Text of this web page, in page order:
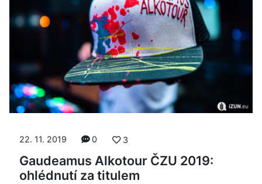
22. 11. 2019 0 3
Gaudeamus Alkotour ČZU 2019:
ohlédnutí za titulem